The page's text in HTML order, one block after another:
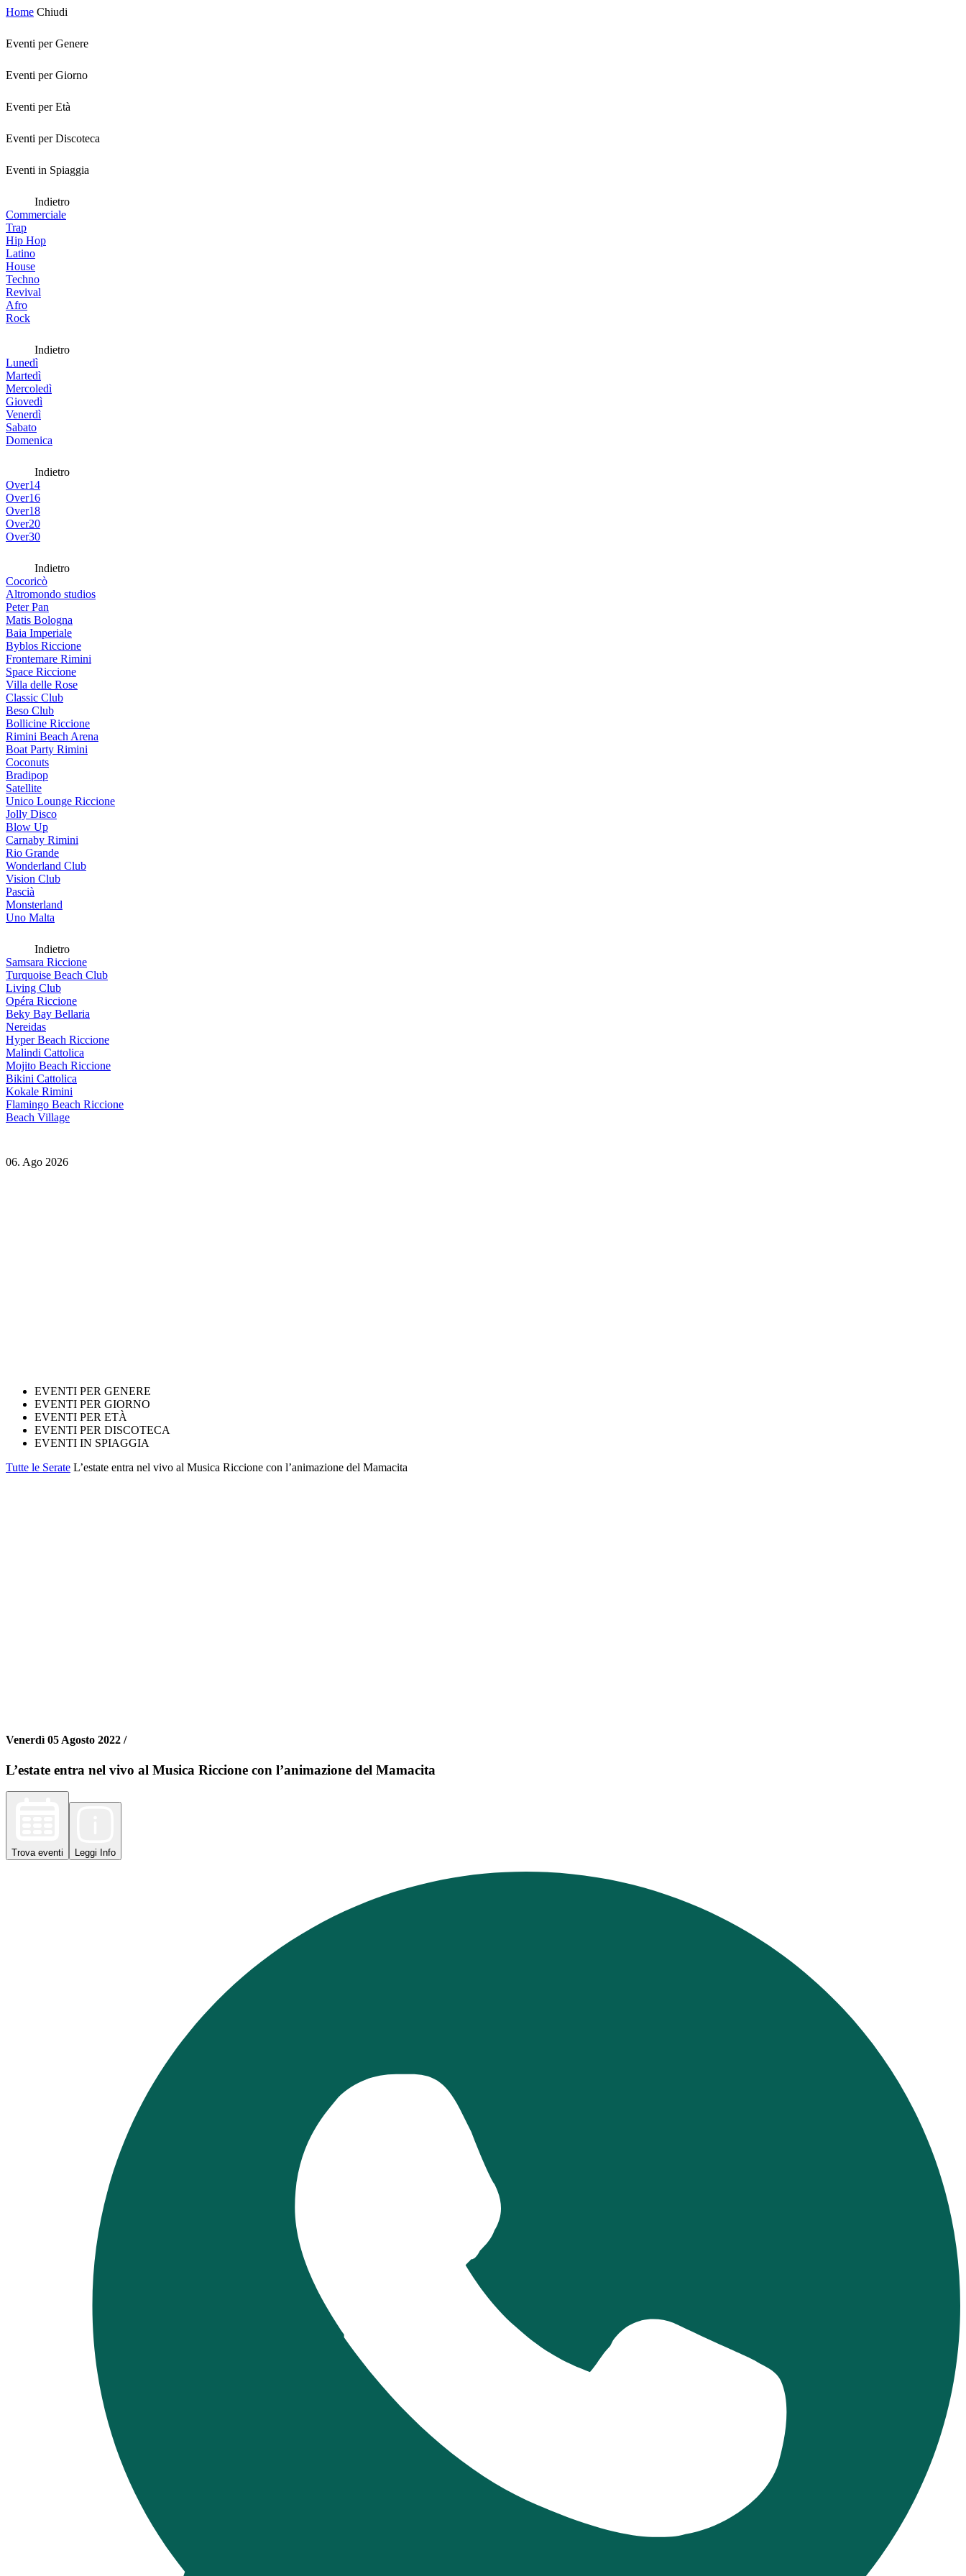
Home Chiudi
Eventi per Genere
Eventi per Giorno
Eventi per Età
Eventi per Discoteca
Eventi in Spiaggia
Indietro
Commerciale
Trap
Hip Hop
Latino
House
Techno
Revival
Afro
Rock
Indietro
Lunedì
Martedì
Mercoledì
Giovedì
Venerdì
Sabato
Domenica
Indietro
Over14
Over16
Over18
Over20
Over30
Indietro
Cocoricò
Altromondo studios
Peter Pan
Matis Bologna
Baia Imperiale
Byblos Riccione
Frontemare Rimini
Space Riccione
Villa delle Rose
Classic Club
Beso Club
Bollicine Riccione
Rimini Beach Arena
Boat Party Rimini
Coconuts
Bradipop
Satellite
Unico Lounge Riccione
Jolly Disco
Blow Up
Carnaby Rimini
Rio Grande
Wonderland Club
Vision Club
Pascià
Monsterland
Uno Malta
Indietro
Samsara Riccione
Turquoise Beach Club
Living Club
Opéra Riccione
Beky Bay Bellaria
Nereidas
Hyper Beach Riccione
Malindi Cattolica
Mojito Beach Riccione
Bikini Cattolica
Kokale Rimini
Flamingo Beach Riccione
Beach Village
06. Ago 2026
EVENTI PER GENERE
EVENTI PER GIORNO
EVENTI PER ETÀ
EVENTI PER DISCOTECA
EVENTI IN SPIAGGIA
Tutte le Serate L’estate entra nel vivo al Musica Riccione con l’animazione del Mamacita
Venerdì 05 Agosto 2022 /
L’estate entra nel vivo al Musica Riccione con l’animazione del Mamacita
Trova eventi Leggi Info